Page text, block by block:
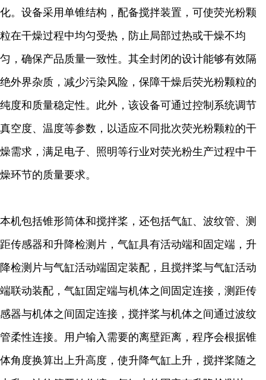
化。设备采用单锥结构，配备搅拌装置，可使荧光粉颗
粒在干燥过程中均匀受热，防止局部过热或干燥不均
匀，确保产品质量一致性。其全封闭的设计能够有效隔
绝外界杂质，减少污染风险，保障干燥后荧光粉颗粒的
纯度和质量稳定性。此外，该设备可通过控制系统调节
真空度、温度等参数，以适应不同批次荧光粉颗粒的干
燥需求，满足电子、照明等行业对荧光粉生产过程中干
燥环节的质量要求。
本机包括锥形筒体和搅拌桨，还包括气缸、波纹管、测
距传感器和升降检测片，气缸具有活动端和固定端，升
降检测片与气缸活动端固定装配，且搅拌桨与气缸活动
端联动装配，气缸固定端与机体之间固定连接，测距传
感器与机体之间固定连接，搅拌桨与机体之间通过波纹
管柔性连接。用户输入需要的离壁距离，程序会根据锥
体角度换算出上升高度，使升降气缸上升，搅拌桨随之